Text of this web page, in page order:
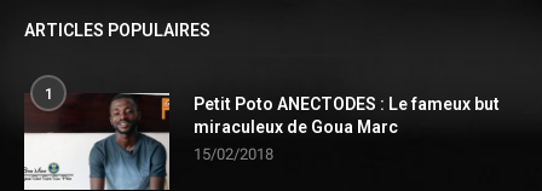
ARTICLES POPULAIRES
1
Petit Poto ANECTODES : Le fameux but
miraculeux de Goua Marc
15/02/2018